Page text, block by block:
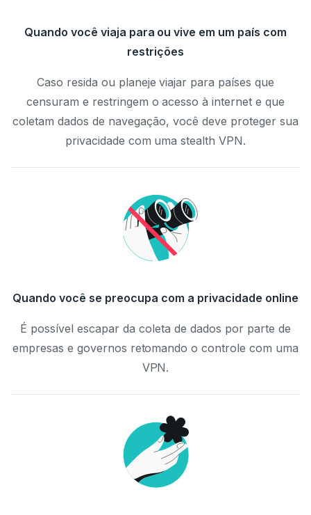
Quando você viaja para ou vive em um país com
restrições
Caso resida ou planeje viajar para países que
censuram e restringem o acesso à internet e que
coletam dados de navegação, você deve proteger sua
privacidade com uma stealth VPN.
Quando você se preocupa com a privacidade online
É possível escapar da coleta de dados por parte de
empresas e governos retomando o controle com uma
VPN.